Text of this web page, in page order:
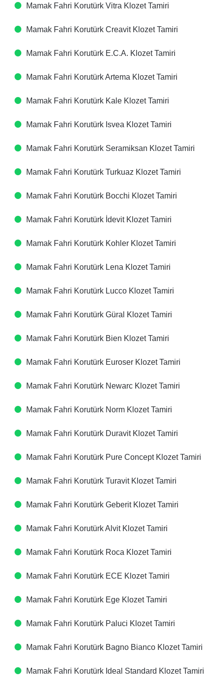
Mamak Fahri Korutürk Vitra Klozet Tamiri
Mamak Fahri Korutürk Creavit Klozet Tamiri
Mamak Fahri Korutürk E.C.A. Klozet Tamiri
Mamak Fahri Korutürk Artema Klozet Tamiri
Mamak Fahri Korutürk Kale Klozet Tamiri
Mamak Fahri Korutürk Isvea Klozet Tamiri
Mamak Fahri Korutürk Seramiksan Klozet Tamiri
Mamak Fahri Korutürk Turkuaz Klozet Tamiri
Mamak Fahri Korutürk Bocchi Klozet Tamiri
Mamak Fahri Korutürk İdevit Klozet Tamiri
Mamak Fahri Korutürk Kohler Klozet Tamiri
Mamak Fahri Korutürk Lena Klozet Tamiri
Mamak Fahri Korutürk Lucco Klozet Tamiri
Mamak Fahri Korutürk Güral Klozet Tamiri
Mamak Fahri Korutürk Bien Klozet Tamiri
Mamak Fahri Korutürk Euroser Klozet Tamiri
Mamak Fahri Korutürk Newarc Klozet Tamiri
Mamak Fahri Korutürk Norm Klozet Tamiri
Mamak Fahri Korutürk Duravit Klozet Tamiri
Mamak Fahri Korutürk Pure Concept Klozet Tamiri
Mamak Fahri Korutürk Turavit Klozet Tamiri
Mamak Fahri Korutürk Geberit Klozet Tamiri
Mamak Fahri Korutürk Alvit Klozet Tamiri
Mamak Fahri Korutürk Roca Klozet Tamiri
Mamak Fahri Korutürk ECE Klozet Tamiri
Mamak Fahri Korutürk Ege Klozet Tamiri
Mamak Fahri Korutürk Paluci Klozet Tamiri
Mamak Fahri Korutürk Bagno Bianco Klozet Tamiri
Mamak Fahri Korutürk Ideal Standard Klozet Tamiri